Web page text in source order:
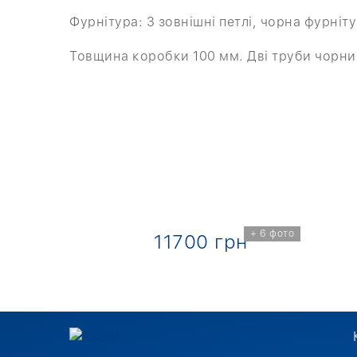
Фурнітура: 3 зовнішні петлі, чорна
Товщина коробки 100 мм. Дві труби
+ 6 фото
11700 грн